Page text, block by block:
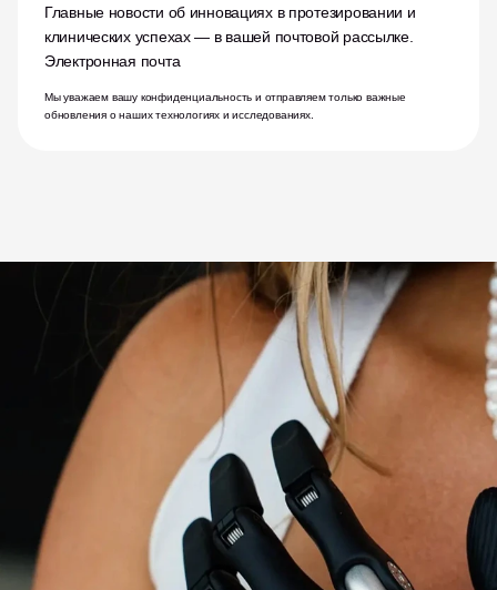
Главные новости об инновациях в протезировании и
клинических успехах — в вашей почтовой рассылке.
Электронная почта
Мы уважаем вашу конфиденциальность и отправляем только важные
обновления о наших технологиях и исследованиях.